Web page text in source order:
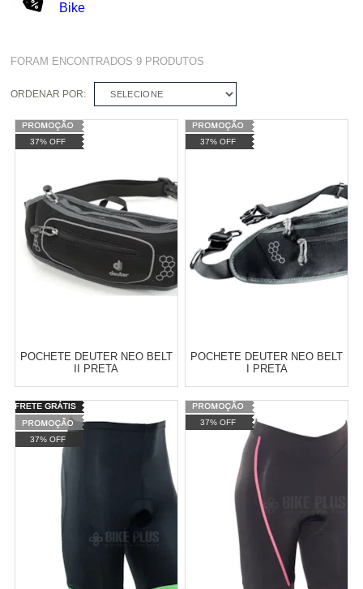
Bike
FORAM ENCONTRADOS9 PRODUTOS
ORDENAR POR: SELECIONE
37% OFF
POCHETE DEUTER NEO BELT
II PRETA
Varejo:
Atacado: R$
(Apenas
Revendedor)
10
MOCHILAS E MOCHILAS DE
37% OFF
POCHETE DEUTER NEO BELT
I PRETA
Varejo: R$
Atacado: R$ 2.550,90 (Apenas
Revendedor)
x de R$ 255,09
MOCHILAS E MOCHILAS DE
HIDRATAÇÃO
COMPRAR
37% OFF
37% OFF